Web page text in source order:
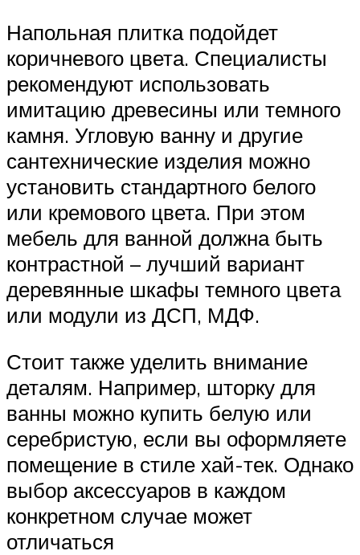
Напольная плитка подойдет
коричневого цвета. Специалисты
рекомендуют использовать
имитацию древесины или темного
камня. Угловую ванну и другие
сантехнические изделия можно
установить стандартного белого
или кремового цвета. При этом
мебель для ванной должна быть
контрастной – лучший вариант
деревянные шкафы темного цвета
или модули из ДСП, МДФ.
Стоит также уделить внимание
деталям. Например, шторку для
ванны можно купить белую или
серебристую, если вы оформляете
помещение в стиле хай-тек. Однако
выбор аксессуаров в каждом
конкретном случае может
отличаться